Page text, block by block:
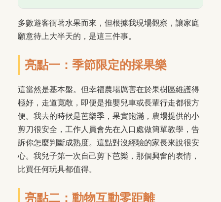
多數遊客衝著水果而來，但根據我現場觀察，讓家庭
願意待上大半天的，是這三件事。
亮點一：季節限定的採果樂
這當然是基本盤。但幸福農場厲害在於果樹區維護得
極好，走道寬敞，即便是推嬰兒車或長輩行走都很方
便。我去的時候是芭樂季，果實飽滿，農場提供的小
剪刀很安全，工作人員會先在入口處做簡單教學，告
訴你怎麼判斷成熟度。這點對沒經驗的家長來說很安
心。我兒子第一次自己剪下芭樂，那個興奮的表情，
比買任何玩具都值得。
亮點二：動物互動零距離